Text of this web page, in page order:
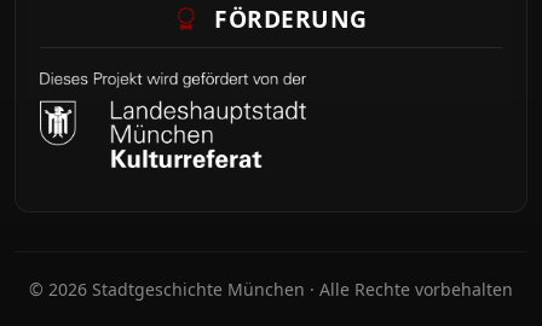
FÖRDERUNG
© 2026 Stadtgeschichte München · Alle Rechte vorbehalten